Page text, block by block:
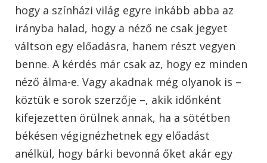
hogy a színházi világ egyre inkább abba az
irányba halad, hogy a néző ne csak jegyet
váltson egy előadásra, hanem részt vegyen
benne. A kérdés már csak az, hogy ez minden
néző álma-e. Vagy akadnak még olyanok is –
köztük e sorok szerzője –, akik időnként
kifejezetten örülnek annak, ha a sötétben
békésen végignézhetnek egy előadást
anélkül, hogy bárki bevonná őket akár egy